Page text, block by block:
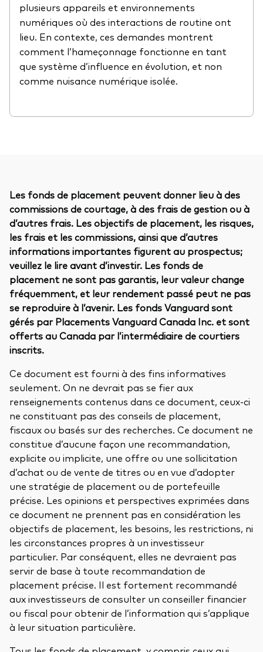
plusieurs appareils et environnements
numériques où des interactions de routine ont
lieu. En contexte, ces demandes montrent
comment l’hameçonnage fonctionne en tant
que système d’influence en évolution, et non
comme nuisance numérique isolée.
Les fonds de placement peuvent donner lieu à des
commissions de courtage, à des frais de gestion ou à
d’autres frais. Les objectifs de placement, les risques,
les frais et les commissions, ainsi que d’autres
informations importantes figurent au prospectus;
veuillez le lire avant d’investir. Les fonds de
placement ne sont pas garantis, leur valeur change
fréquemment, et leur rendement passé peut ne pas
se reproduire à l’avenir. Les fonds Vanguard sont
gérés par Placements Vanguard Canada Inc. et sont
offerts au Canada par l’intermédiaire de courtiers
inscrits.
Ce document est fourni à des fins informatives
seulement. On ne devrait pas se fier aux
renseignements contenus dans ce document, ceux-ci
ne constituant pas des conseils de placement,
fiscaux ou basés sur des recherches. Ce document ne
constitue d’aucune façon une recommandation,
explicite ou implicite, une offre ou une sollicitation
d’achat ou de vente de titres ou en vue d’adopter
une stratégie de placement ou de portefeuille
précise. Les opinions et perspectives exprimées dans
ce document ne prennent pas en considération les
objectifs de placement, les besoins, les restrictions, ni
les circonstances propres à un investisseur
particulier. Par conséquent, elles ne devraient pas
servir de base à toute recommandation de
placement précise. Il est fortement recommandé
aux investisseurs de consulter un conseiller financier
ou fiscal pour obtenir de l’information qui s’applique
à leur situation particulière.